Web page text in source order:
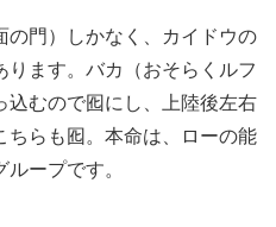
の門）しかなく、カイドウの
ります。バカ（おそらくルフ
込むので囮にし、上陸後左右
ちらも囮。本命は、ローの能
ープです。